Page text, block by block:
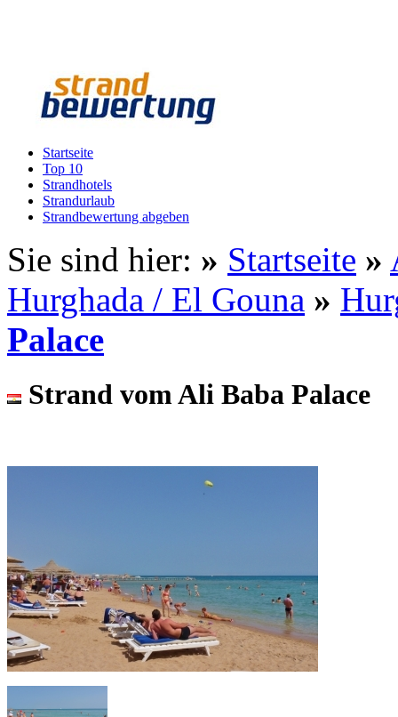
Startseite
Top 10
Strandhotels
Strandurlaub
Strandbewertung abgeben
Sie sind hier: » Startseite »
Hurghada / El Gouna »
Palace
Strand vom Ali Baba Palace